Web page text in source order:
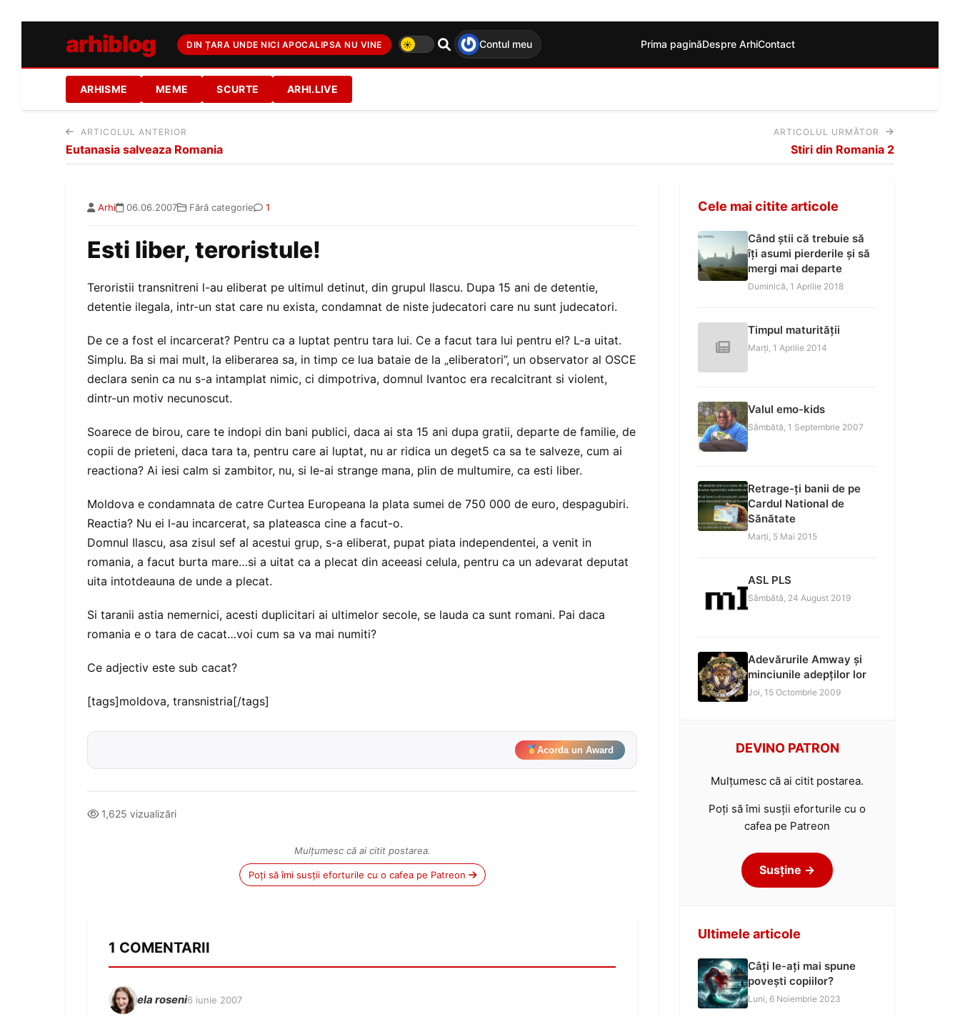
arhiblog DIN ȚARA UNDE NICI APOCALIPSA NU VINE Contul meu Prima paginăDespre ArhiContact
ARHISME MEME SCURTE ARHI.LIVE
ARTICOLUL ANTERIOR
Eutanasia salveaza Romania
ARTICOLUL URMĂTOR
Stiri din Romania 2
Arhi 06.06.2007 Fără categorie 1
Esti liber, teroristule!
Teroristii transnitreni l-au eliberat pe ultimul detinut, din grupul Ilascu. Dupa 15 ani de detentie,
detentie ilegala, intr-un stat care nu exista, condamnat de niste judecatori care nu sunt judecatori.
De ce a fost el incarcerat? Pentru ca a luptat pentru tara lui. Ce a facut tara lui pentru el? L-a uitat.
Simplu. Ba si mai mult, la eliberarea sa, in timp ce lua bataie de la „eliberatori”, un observator al OSCE
declara senin ca nu s-a intamplat nimic, ci dimpotriva, domnul Ivantoc era recalcitrant si violent,
dintr-un motiv necunoscut.
Soarece de birou, care te indopi din bani publici, daca ai sta 15 ani dupa gratii, departe de familie, de
copii de prieteni, daca tara ta, pentru care ai luptat, nu ar ridica un deget5 ca sa te salveze, cum ai
reactiona? Ai iesi calm si zambitor, nu, si le-ai strange mana, plin de multumire, ca esti liber.
Moldova e condamnata de catre Curtea Europeana la plata sumei de 750 000 de euro, despagubiri.
Reactia? Nu ei l-au incarcerat, sa plateasca cine a facut-o.
Domnul Ilascu, asa zisul sef al acestui grup, s-a eliberat, pupat piata independentei, a venit in
romania, a facut burta mare…si a uitat ca a plecat din aceeasi celula, pentru ca un adevarat deputat
uita intotdeauna de unde a plecat.
Si taranii astia nemernici, acesti duplicitari ai ultimelor secole, se lauda ca sunt romani. Pai daca
romania e o tara de cacat…voi cum sa va mai numiti?
Ce adjectiv este sub cacat?
[tags]moldova, transnistria[/tags]
Acorda un Award
1,625 vizualizări
Mulțumesc că ai citit postarea.
Poți să îmi susții eforturile cu o cafea pe Patreon
1 COMENTARII
ela roseni6 iunie 2007
Cele mai citite articole
Când știi că trebuie să
îți asumi pierderile și să
mergi mai departe
Duminică, 1 Aprilie 2018
Timpul maturității
Marți, 1 Aprilie 2014
Valul emo-kids
Sâmbătă, 1 Septembrie 2007
Retrage-ți banii de pe
Cardul National de
Sănătate
Marți, 5 Mai 2015
ASL PLS
Sâmbătă, 24 August 2019
Adevărurile Amway și
minciunile adepților lor
Joi, 15 Octombrie 2009
DEVINO PATRON
Mulțumesc că ai citit postarea.
Poți să îmi susții eforturile cu o
cafea pe Patreon
Susține →
Ultimele articole
Câți le-ați mai spune
povești copiilor?
Luni, 6 Noiembrie 2023